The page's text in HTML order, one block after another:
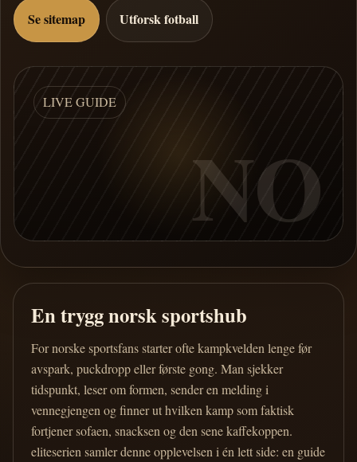
Se sitemap Utforsk fotball
LIVE GUIDE
NO
En trygg norsk sportshub
For norske sportsfans starter ofte kampkvelden lenge før
avspark, puckdropp eller første gong. Man sjekker
tidspunkt, leser om formen, sender en melding i
vennegjengen og finner ut hvilken kamp som faktisk
fortjener sofaen, snacksen og den sene kaffekoppen.
eliteserien samler denne opplevelsen i én lett side: en guide